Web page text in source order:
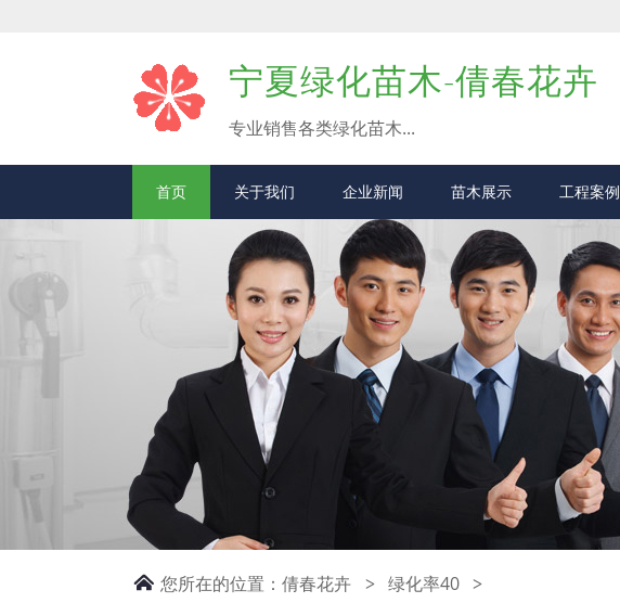
宁夏绿化苗木-倩春花卉
专业销售各类绿化苗木...
首页 关于我们 企业新闻 苗木展示 工程案例
您所在的位置： 倩春花卉 > 绿化率40 >